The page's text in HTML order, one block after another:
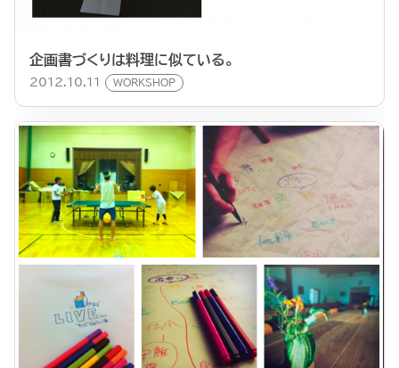
企画書づくりは料理に似ている。
2012.10.11 WORKSHOP